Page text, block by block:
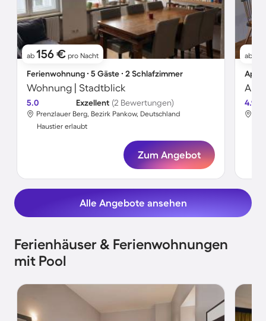
ab 156 € pro Nacht
Ferienwohnung ∙ 5 Gäste ∙ 2 Schlafzimmer
Wohnung | Stadtblick
5.0 Exzellent (2 Bewertungen)
Prenzlauer Berg, Bezirk Pankow, Deutschland
Haustier erlaubt
Zum Angebot
ab
4.9
Alle Angebote ansehen
Ferienhäuser & Ferienwohnungen
mit Pool